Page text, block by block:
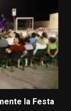
la Festa